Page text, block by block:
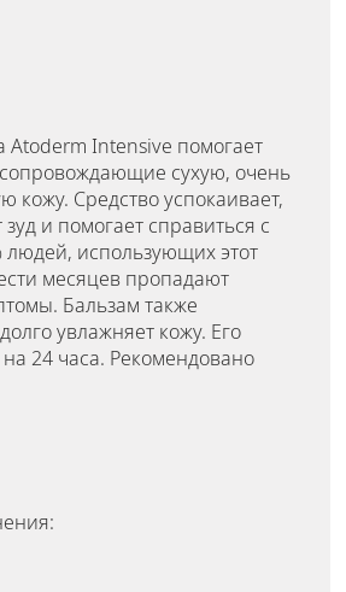
Atoderm Intensive помогает
сухую, очень
кожу. Средство успокаивает,
и помогает справиться с
людей, использующих этот
месяцев пропадают
Бальзам также
увлажняет кожу. Его
на 24 часа. Рекомендовано